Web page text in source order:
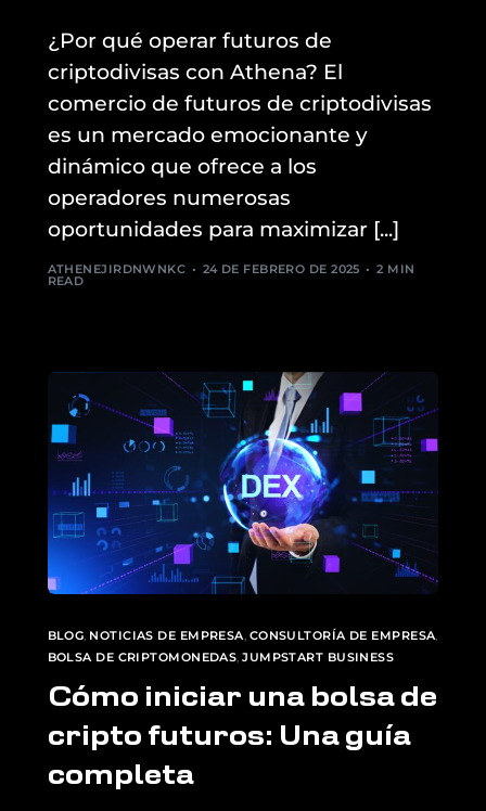
¿Por qué operar futuros de
criptodivisas con Athena? El
comercio de futuros de criptodivisas
es un mercado emocionante y
dinámico que ofrece a los
operadores numerosas
oportunidades para maximizar [...]
ATHENEJIRDNWNKC 24 DE FEBRERO DE 2025 2 MIN
READ
BLOG, NOTICIAS DE EMPRESA, CONSULTORÍA DE EMPRESA,
BOLSA DE CRIPTOMONEDAS,JUMPSTART BUSINESS
Cómo iniciar una bolsa de
cripto futuros: Una guía
completa